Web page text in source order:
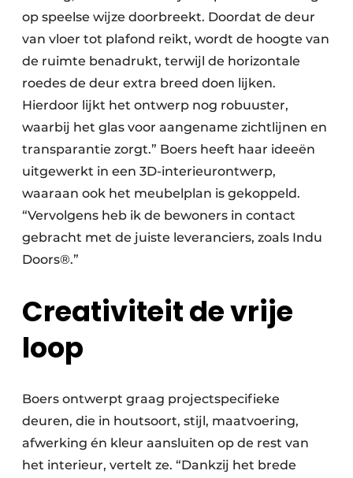
op speelse wijze doorbreekt. Doordat de deur
van vloer tot plafond reikt, wordt de hoogte van
de ruimte benadrukt, terwijl de horizontale
roedes de deur extra breed doen lijken.
Hierdoor lijkt het ontwerp nog robuuster,
waarbij het glas voor aangename zichtlijnen en
transparantie zorgt.” Boers heeft haar ideeën
uitgewerkt in een 3D-interieurontwerp,
waaraan ook het meubelplan is gekoppeld.
“Vervolgens heb ik de bewoners in contact
gebracht met de juiste leveranciers, zoals Indu
Doors®.”
Creativiteit de vrije
loop
Boers ontwerpt graag projectspecifieke
deuren, die in houtsoort, stijl, maatvoering,
afwerking én kleur aansluiten op de rest van
het interieur, vertelt ze. “Dankzij het brede